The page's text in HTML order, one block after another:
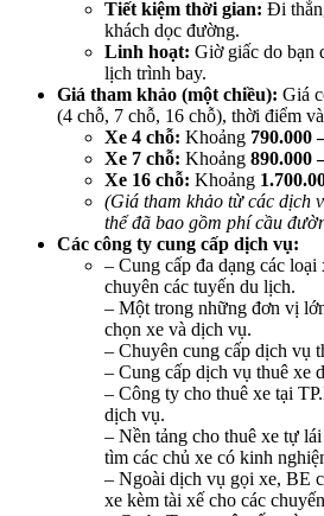
Tiết kiệm thời gian: Đi
khách dọc đường.
Linh hoạt: Giờ giấc do bạn
lịch trình bay.
Giá tham khảo (một chiều): Giá
(4 chỗ, 7 chỗ, 16 chỗ), thời điểm
Xe 4 chỗ: Khoảng 790.000
Xe 7 chỗ: Khoảng 890.000
Xe 16 chỗ: Khoảng
(Giá tham khảo từ các dịch
thể đã bao gồm phí cầu
Các công ty cung cấp dịch vụ:
– Cung cấp đa dạng các
chuyên các tuyến du lịch.
– Một trong những đơn vị
chọn xe và dịch vụ.
– Chuyên cung cấp dịch vụ
– Cung cấp dịch vụ thuê xe
– Công ty cho thuê xe tại
dịch vụ.
– Nền tảng cho thuê xe tự
tìm các chủ xe có kinh
– Ngoài dịch vụ gọi xe, BE
xe kèm tài xế cho các